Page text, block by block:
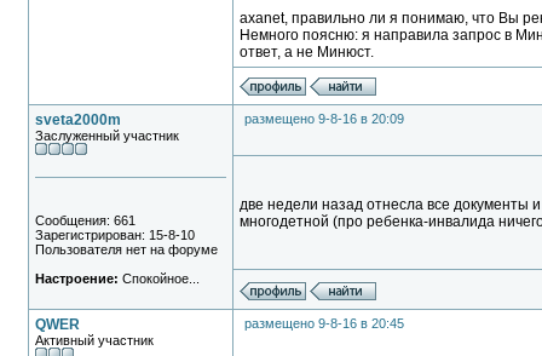
axanet, правильно ли я понимаю, что Вы
Немного поясню: я направила запрос в
ответ, а не Минюст.
sveta2000m
Заслуженный участник
Сообщения: 661
Зарегистрирован: 15-8-10
Пользователя нет на форуме
Настроение: Спокойное...
размещено 9-8-16 в 20:09
две недели назад отнесла все документы
многодетной (про ребенка-инвалида
QWER
Активный участник
размещено 9-8-16 в 20:45